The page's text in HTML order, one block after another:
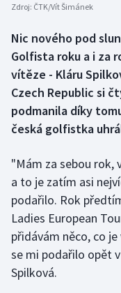
Box
Curling
Dostihy
Florbal
Futsal
Golf
Gymnastika
Zdroj: ČTK/Vít Šimánek
Nic nového pod
Golfista roku a i za
vítěze - Kláru
Czech Republic si
podmanila díky
česká golfistka
"Mám za sebou rok,
a to je zatím asi
podařilo. Rok
Ladies European
přidávám něco, co
se mi podařilo opět
Spilková.